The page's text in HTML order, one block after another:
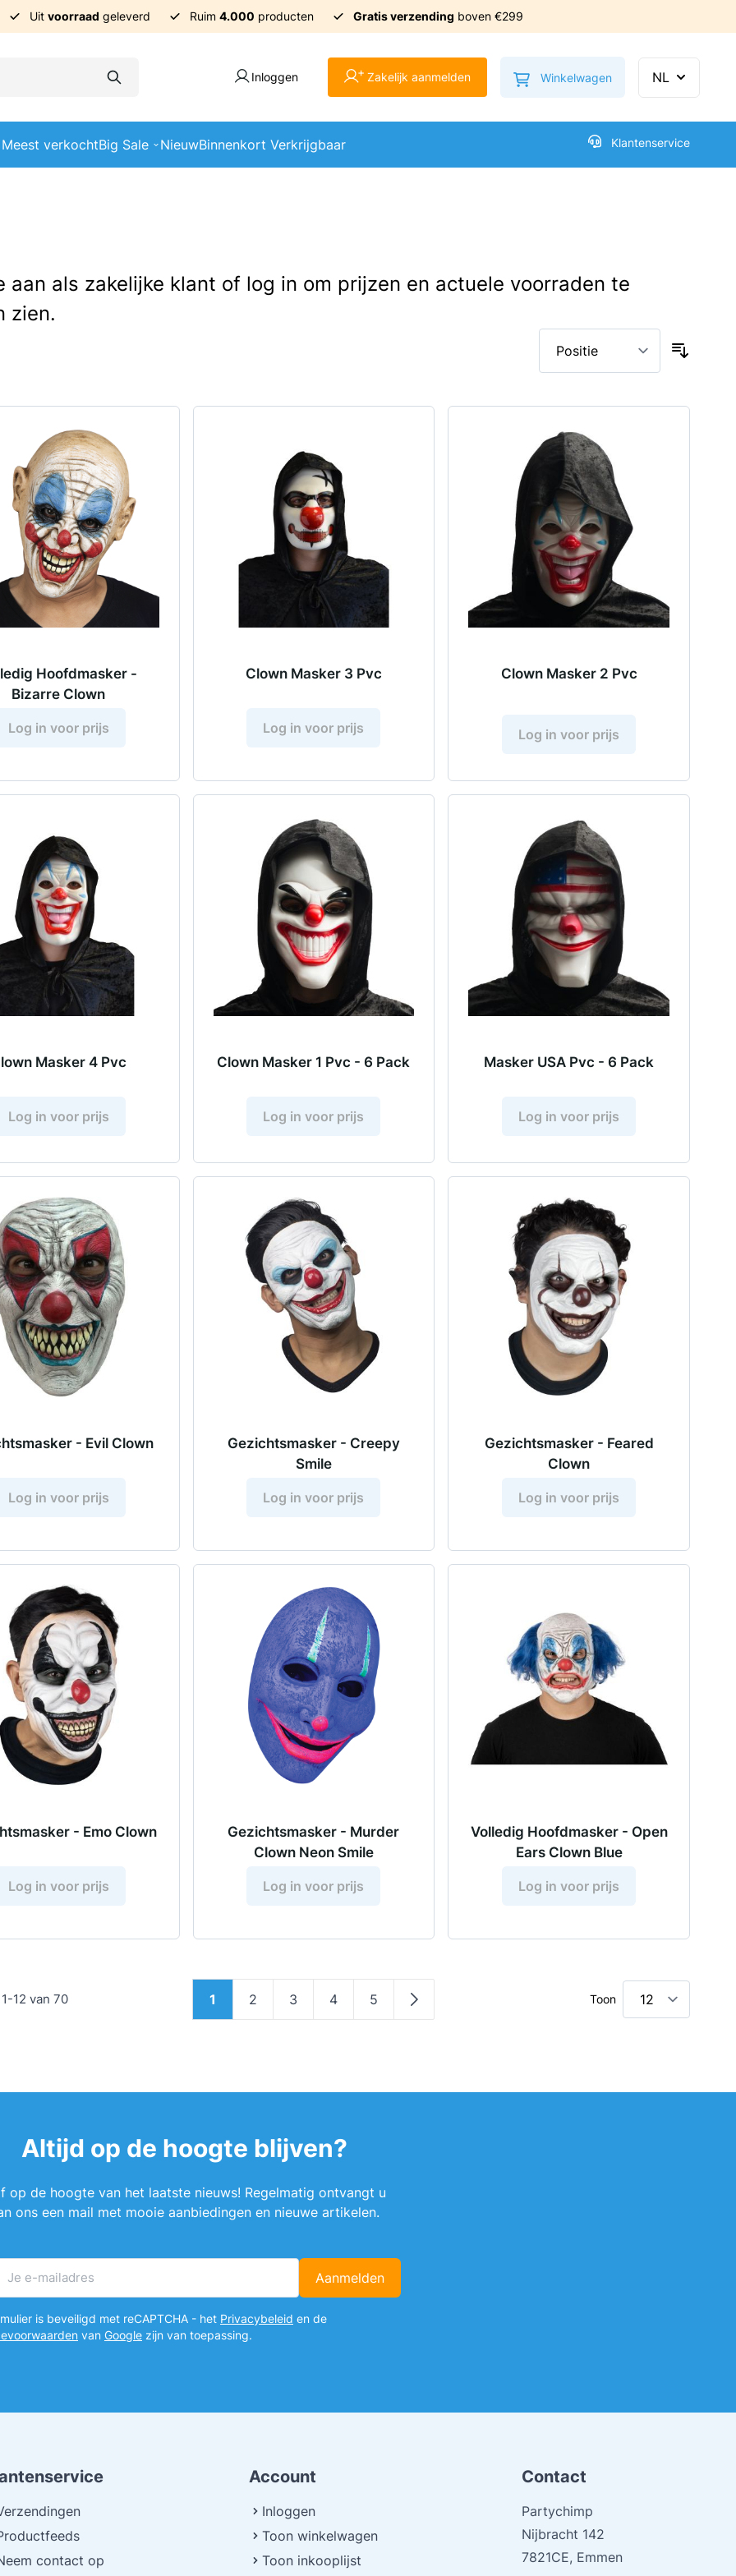
Uit voorraad geleverd Ruim 4.000 producten Gratis verzending boven €299
Inloggen + Zakelijk aanmelden Minicart tonen/
Winkelwagen NL
Meest verkochtBig Sale NieuwBinnenkort Verkrijgbaar Klantenservice
aan als zakelijke klant of log in om prijzen en actuele voorraden te
zien.
Hoofdmasker -
Bizarre Clown
Log in voor prijs
Clown Masker 3 Pvc
Log in voor prijs
Clown Masker 2 Pvc
Log in voor prijs
Masker 4 Pvc
Log in voor prijs
Clown Masker 1 Pvc - 6 Pack
Log in voor prijs
Masker USA Pvc - 6 Pack
Log in voor prijs
- Evil Clown
Log in voor prijs
Gezichtsmasker - Creepy
Smile
Log in voor prijs
Gezichtsmasker - Feared
Clown
Log in voor prijs
- Emo Clown
Log in voor prijs
Gezichtsmasker - Murder
Clown Neon Smile
Log in voor prijs
Volledig Hoofdmasker - Open
Ears Clown Blue
Log in voor prijs
1-12 van 70
U lees momenteel pagina
1 Pagina
2 Pagina
3 Pagina
4 Pagina
5 Pagina Toon
Altijd op de hoogte blijven?
op de hoogte van het laatste nieuws! Regelmatig ontvangt u
ons een mail met mooie aanbiedingen en nieuwe artikelen.
Aanmelden
is beveiligd met reCAPTCHA - het Privacybeleid en de
van Google zijn van toepassing.
contact op
Account
Inloggen
Toon winkelwagen
Toon inkooplijst
Contact
Partychimp
Nijbracht 142
7821CE, Emmen